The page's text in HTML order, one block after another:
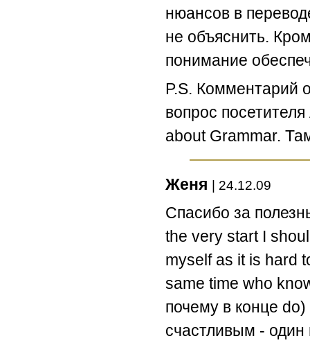
нюансов в
не объяснить.
понимание
P.S. Комментарий
вопрос
about Grammar.
Женя | 24.12.09
Спасибо за
the very start I
myself as it is hard
same time who
почему в конце
счастливым -